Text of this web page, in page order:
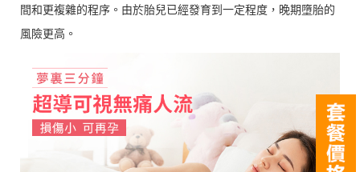
間和更複雜的程序。由於胎兒已經發育到一定程度，晚期墮胎的
風險更高。